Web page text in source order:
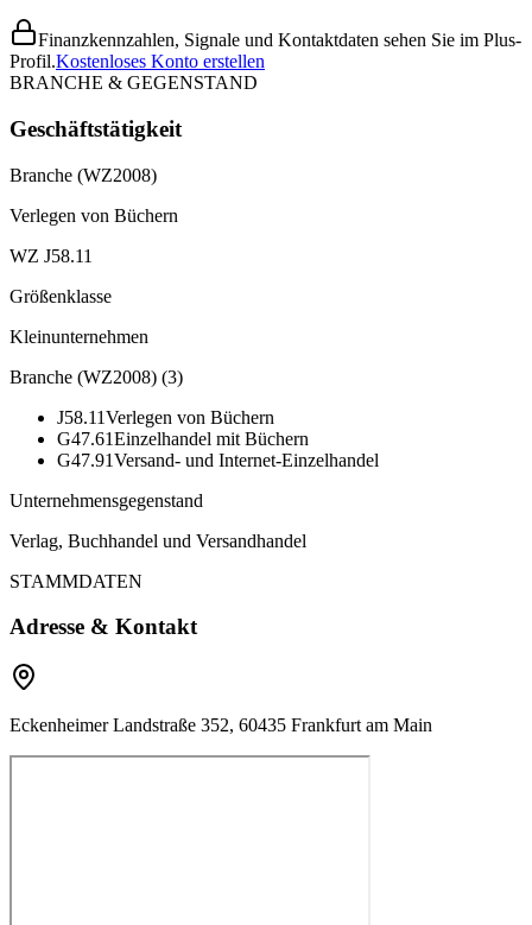
Finanzkennzahlen, Signale und Kontaktdaten sehen Sie im Plus-
Profil.Kostenloses Konto erstellen
BRANCHE & GEGENSTAND
Geschäftstätigkeit
Branche (WZ2008)
Verlegen von Büchern
WZ J58.11
Größenklasse
Kleinunternehmen
Branche (WZ2008) (3)
J58.11Verlegen von Büchern
G47.61Einzelhandel mit Büchern
G47.91Versand- und Internet-Einzelhandel
Unternehmensgegenstand
Verlag, Buchhandel und Versandhandel
STAMMDATEN
Adresse & Kontakt
Eckenheimer Landstraße 352, 60435 Frankfurt am Main